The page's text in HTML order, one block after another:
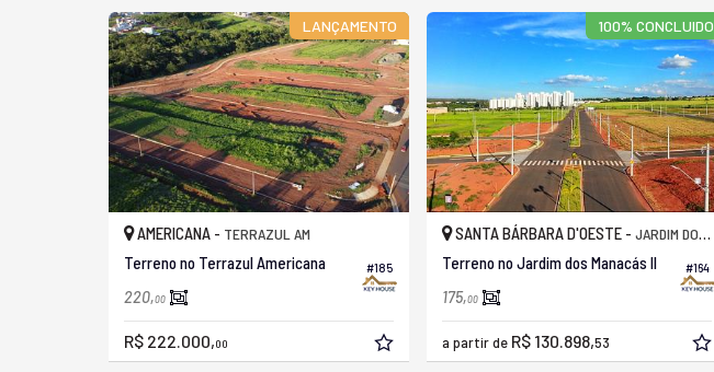
LANÇAMENTO
#185
AMERICANA - TERRAZUL AM
Terreno no Terrazul Americana
220,00
R$ 222.000,00
100% CONCLUIDO
#164
SANTA BÁRBARA D'OESTE - JARDIM DOS MANACÁS
Terreno no Jardim dos Manacás II
175,00
a partir de R$ 130.898,53